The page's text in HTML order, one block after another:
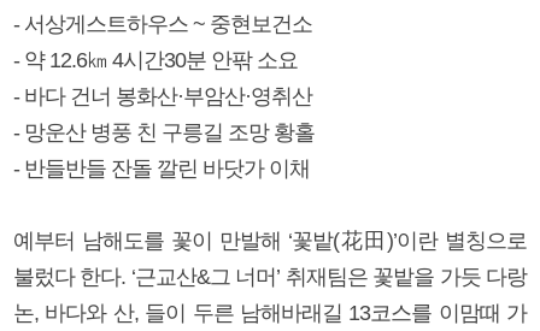
- 서상게스트하우스 ~ 중현보건소
- 약 12.6㎞ 4시간30분 안팎 소요
- 바다 건너 봉화산·부암산·영취산
- 망운산 병풍 친 구릉길 조망 황홀
- 반들반들 잔돌 깔린 바닷가 이채
예부터 남해도를 꽃이 만발해 ‘꽃밭(花田)’이란 별칭으로
불렀다 한다. ‘근교산&그 너머’ 취재팀은 꽃밭을 가듯 다랑
논, 바다와 산, 들이 두른 남해바래길 13코스를 이맘때 가